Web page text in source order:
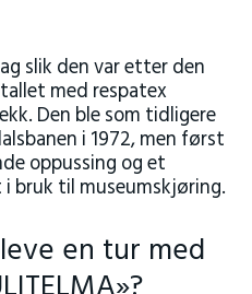
slik den var etter den
med respatex
Den ble som tidligere
i 1972, men først
oppussing og et
til museumskjøring.
en tur med